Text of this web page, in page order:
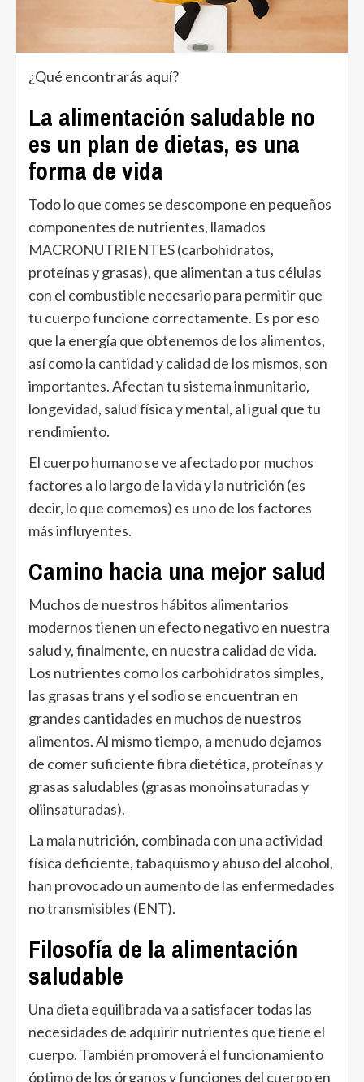
¿Qué encontrarás aquí?
La alimentación saludable no
es un plan de dietas, es una
forma de vida
Todo lo que comes se descompone en pequeños
componentes de nutrientes, llamados
MACRONUTRIENTES(carbohidratos,
proteínas y grasas), que alimentan a tus células
con el combustible necesario para permitir que
tu cuerpo funcione correctamente. Es por eso
que la energía que obtenemos de los alimentos,
así como la cantidad y calidad de los mismos, son
importantes. Afectan tu sistema inmunitario,
longevidad, salud física y mental, al igual que tu
rendimiento.
El cuerpo humano se ve afectado por muchos
factores a lo largo de la vida y la nutrición (es
decir, lo que comemos) es uno de los factores
más influyentes.
Camino hacia una mejor salud
Muchos de nuestros hábitos alimentarios
modernos tienen un efecto negativo en nuestra
salud y, finalmente, en nuestra calidad de vida.
Los nutrientes como los carbohidratos simples,
las grasas trans y el sodio se encuentran en
grandes cantidades en muchos de nuestros
alimentos. Al mismo tiempo, a menudo dejamos
de comer suficiente fibra dietética, proteínas y
grasas saludables (grasas monoinsaturadas y
oliinsaturadas).
La mala nutrición, combinada con una actividad
física deficiente, tabaquismo y abuso del alcohol,
han provocado un aumento de las enfermedades
no transmisibles (ENT).
Filosofía de la alimentación
saludable
Una dieta equilibrada va a satisfacer todas las
necesidades de adquirir nutrientes que tiene el
cuerpo. También promoverá el funcionamiento
óptimo de los órganos y funciones del cuerpo en